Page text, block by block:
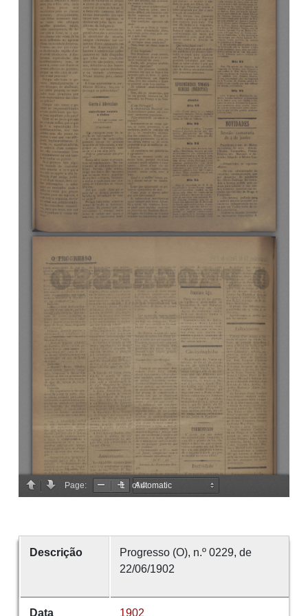
Descrição
Progresso (O), n.º 0229, de
22/06/1902
Data 1902